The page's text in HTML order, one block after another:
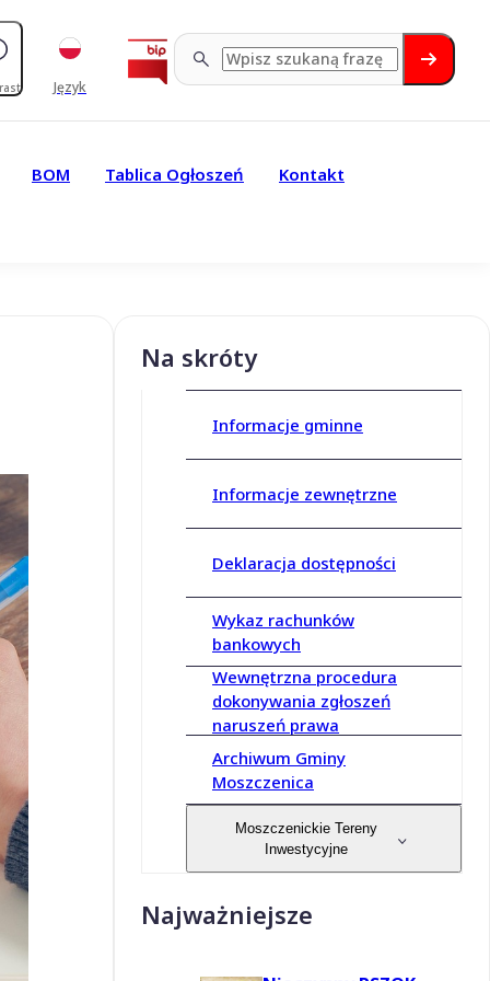
Język
BOM Tablica Ogłoszeń Kontakt
Na skróty
Informacje gminne
Informacje zewnętrzne
Deklaracja dostępności
Wykaz rachunków
bankowych
Wewnętrzna procedura
dokonywania zgłoszeń
naruszeń prawa
Archiwum Gminy
Moszczenica
Moszczenickie Tereny
Inwestycyjne
Najważniejsze